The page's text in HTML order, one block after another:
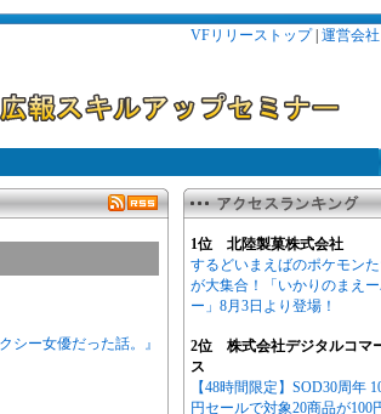
VFリリーストップ| 運営会社
シー女優だった話。』
1位 北陸製菓株式会社
するどいまえばのポケモン
が大集合！「いかりのまえ
ー」8月3日より登場！
2位 株式会社デジタルコマ
ス
【48時間限定】SOD30周年
円セールで対象20商品が100